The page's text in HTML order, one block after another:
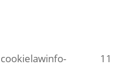
cookielawinfo-
11